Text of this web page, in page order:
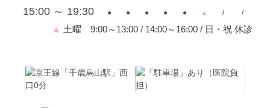
15:00 ～ 19:30 ● ● ● ● ● ▲ / /
▲ 土曜 9:00～13:00 / 14:00～16:00 / 日・祝 休診